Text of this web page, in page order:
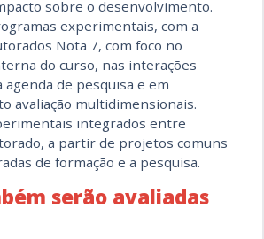
sobre o desenvolvimento.
experimentais, com a
Nota 7, com foco no
do curso, nas interações
de pesquisa e em
avaliação multidimensionais.
integrados entre
a partir de projetos comuns
de formação e a pesquisa.
serão avaliadas